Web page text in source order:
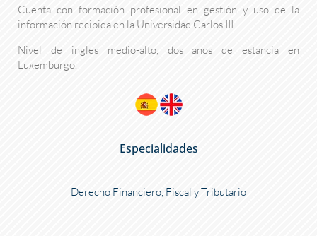
Cuenta con formación profesional en gestión y uso de la
información recibida en la Universidad Carlos III.
Nivel de ingles medio-alto, dos años de estancia en
Luxemburgo.
Especialidades
Derecho Financiero, Fiscal y Tributario